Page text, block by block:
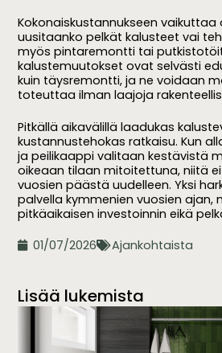
Kokonaiskustannukseen vaikuttaa
uusitaanko pelkät kalusteet vai
myös pintaremontti tai
kalustemuutokset ovat selvästi
kuin täysremontti, ja ne voidaan
toteuttaa ilman laajoja
Pitkällä aikavälillä laadukas
kustannustehokas ratkaisu. Kun
ja peilikaappi valitaan kestävistä
oikeaan tilaan mitoitettuna, niitä
vuosien päästä uudelleen. Yksi
palvella kymmenien vuosien ajan,
pitkäaikaisen investoinnin eikä
01/07/2026
Ajankohtaista
Lisää lukemista